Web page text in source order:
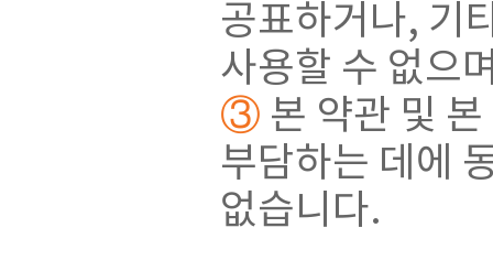
공표하거나, 기
사용할 수 없으
③ 본 약관 및
부담하는 데에
없습니다.